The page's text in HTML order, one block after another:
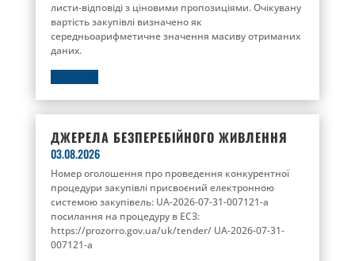
листи-відповіді з ціновими пропозиціями. Очікувану
вартість закупівлі визначено як
середньоарифметичне значення масиву отриманих
даних.
ДЖЕРЕЛА БЕЗПЕРЕБІЙНОГО ЖИВЛЕННЯ
03.08.2026
Номер оголошення про проведення конкурентної
процедури закупівлі присвоєний електронною
системою закупівель: UA-2026-07-31-007121-a
посилання на процедуру в ЕСЗ:
https://prozorro.gov.ua/uk/tender/ UA-2026-07-31-
007121-a